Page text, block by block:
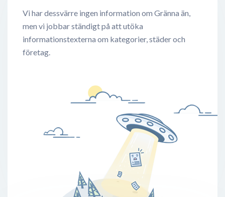
Vi har dessvärre ingen information om Gränna än,
men vi jobbar ständigt på att utöka
informationstexterna om kategorier, städer och
företag.